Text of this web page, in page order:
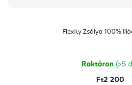
Flexity Zsálya 100%
Raktáron (>5
Ft2 200